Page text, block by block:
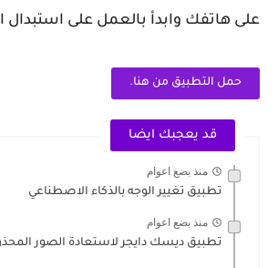
على هاتفك وابدأ بالعمل على استبدال
حمل التطبيق من هنا.
قد يعجبك ايضا
منذ بضع اعوام
تطبيق تغيير الوجه بالذكاء الاصطناعي
منذ بضع اعوام
تطبيق ديسك دايجر لاستعادة الصور